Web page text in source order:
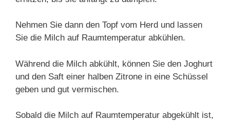
Nehmen Sie dann den Topf vom Herd und lassen
Sie die Milch auf Raumtemperatur abkühlen.
Während die Milch abkühlt, können Sie den Joghurt
und den Saft einer halben Zitrone in eine Schüssel
geben und gut vermischen.
Sobald die Milch auf Raumtemperatur abgekühlt ist,